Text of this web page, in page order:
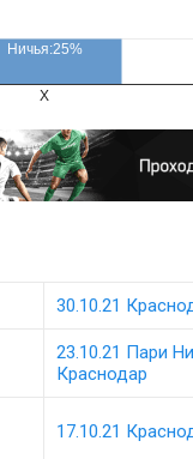
X
Ничья:25%
30.10.21
23.10.21 Пари
Краснодар
17.10.21